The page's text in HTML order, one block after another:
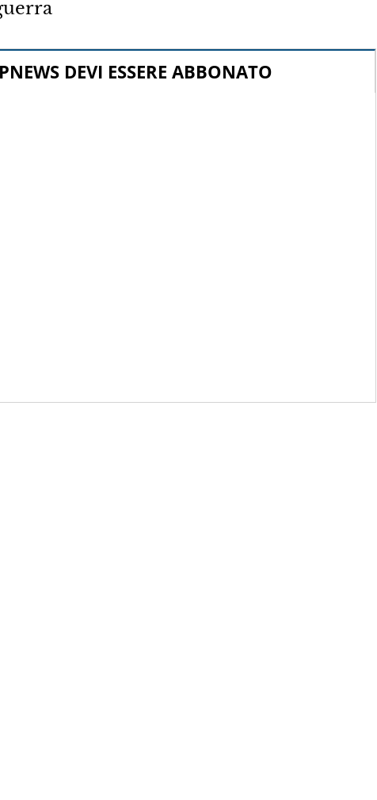
DEVI ESSERE ABBONATO